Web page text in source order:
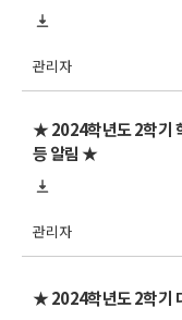
관리자
★ 2024학년도 2학기
등 알림 ★
관리자
★ 2024학년도 2학기